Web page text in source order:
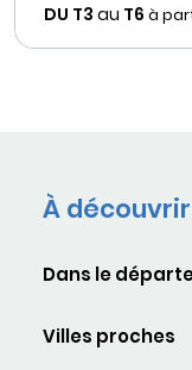
DU T3 au T6 à
À
Dans le
Villes proches